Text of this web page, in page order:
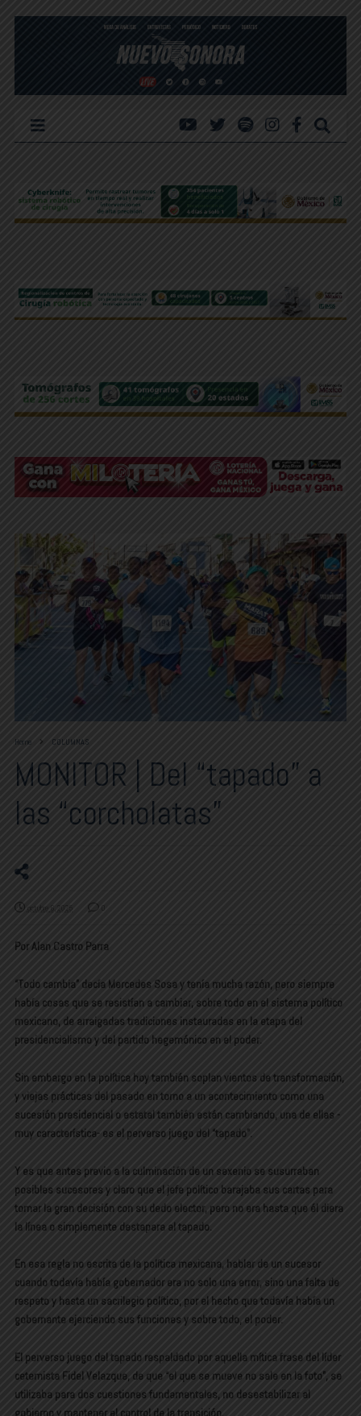
Home COLUMNAS
MONITOR | Del “tapado” a
las “corcholatas”
octubre 6, 2025 0
Por Alan Castro Parra
“Todo cambia” decía Mercedes Sosa y tenía mucha razón, pero siempre
había cosas que se resistían a cambiar, sobre todo en el sistema político
mexicano, de arraigadas tradiciones instauradas en la etapa del
presidencialismo y del partido hegemónico en el poder.
Sin embargo en la política hoy también soplan vientos de transformación,
y viejas prácticas del pasado en torno a un acontecimiento como una
sucesión presidencial o estatal también están cambiando, una de ellas -
muy característica- es el perverso juego del “tapado”.
Y es que antes previo a la culminación de un sexenio se susurraban
posibles sucesores y claro que el jefe político barajaba sus cartas para
tomar la gran decisión con su dedo elector, pero no era hasta que él diera
la línea o simplemente destapara al tapado.
En esa regla no escrita de la política mexicana, hablar de un sucesor
cuando todavía había gobernador era no solo una error, sino una falta de
respeto y hasta un sacrilegio político, por el hecho que todavía había un
gobernante ejerciendo sus funciones y sobre todo, el poder.
El perverso juego del tapado respaldado por aquella mítica frase del líder
cetemista Fidel Velazque, de que “el que se mueve no sale en la foto”, se
utilizaba para dos cuestiones fundamentales, no desestabilizar al
gobierno y mantener el control de la transición.